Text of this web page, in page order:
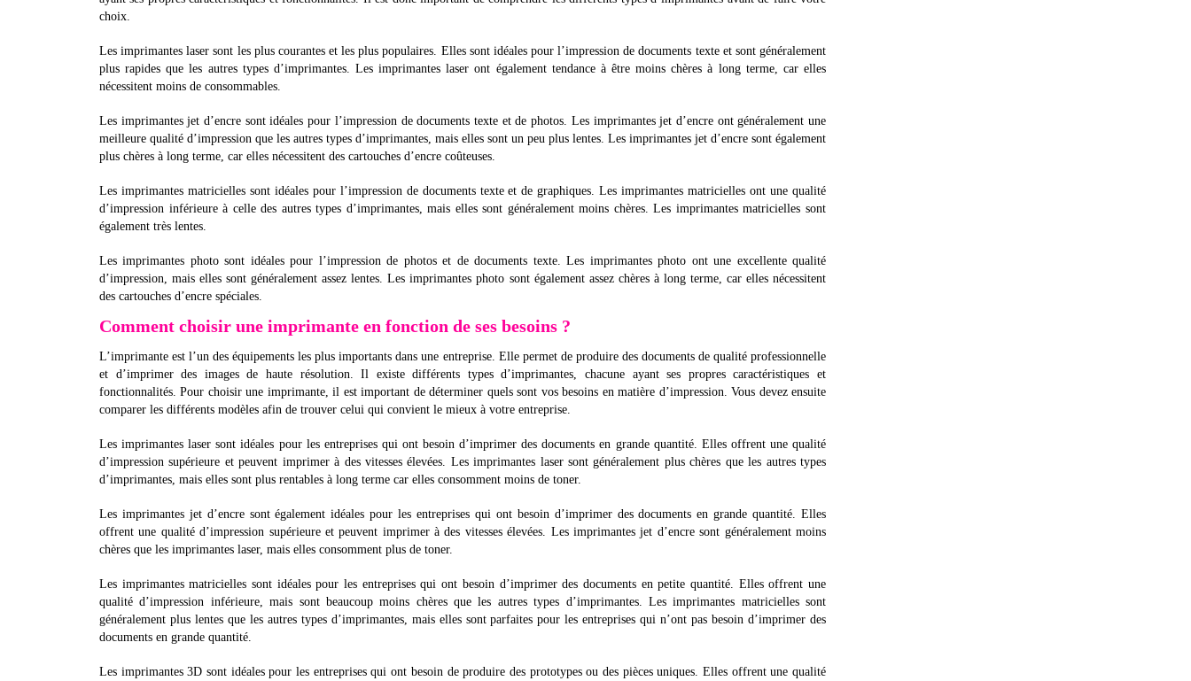
choix.
Les imprimantes laser sont les plus courantes et les plus populaires. Elles sont idéales pour l’impression de documents texte et sont généralement
plus rapides que les autres types d’imprimantes. Les imprimantes laser ont également tendance à être moins chères à long terme, car elles
nécessitent moins de consommables.
Les imprimantes jet d’encre sont idéales pour l’impression de documents texte et de photos. Les imprimantes jet d’encre ont généralement une
meilleure qualité d’impression que les autres types d’imprimantes, mais elles sont un peu plus lentes. Les imprimantes jet d’encre sont également
plus chères à long terme, car elles nécessitent des cartouches d’encre coûteuses.
Les imprimantes matricielles sont idéales pour l’impression de documents texte et de graphiques. Les imprimantes matricielles ont une qualité
d’impression inférieure à celle des autres types d’imprimantes, mais elles sont généralement moins chères. Les imprimantes matricielles sont
également très lentes.
Les imprimantes photo sont idéales pour l’impression de photos et de documents texte. Les imprimantes photo ont une excellente qualité
d’impression, mais elles sont généralement assez lentes. Les imprimantes photo sont également assez chères à long terme, car elles nécessitent
des cartouches d’encre spéciales.
Comment choisir une imprimante en fonction de ses besoins ?
L’imprimante est l’un des équipements les plus importants dans une entreprise. Elle permet de produire des documents de qualité professionnelle
et d’imprimer des images de haute résolution. Il existe différents types d’imprimantes, chacune ayant ses propres caractéristiques et
fonctionnalités. Pour choisir une imprimante, il est important de déterminer quels sont vos besoins en matière d’impression. Vous devez ensuite
comparer les différents modèles afin de trouver celui qui convient le mieux à votre entreprise.
Les imprimantes laser sont idéales pour les entreprises qui ont besoin d’imprimer des documents en grande quantité. Elles offrent une qualité
d’impression supérieure et peuvent imprimer à des vitesses élevées. Les imprimantes laser sont généralement plus chères que les autres types
d’imprimantes, mais elles sont plus rentables à long terme car elles consomment moins de toner.
Les imprimantes jet d’encre sont également idéales pour les entreprises qui ont besoin d’imprimer des documents en grande quantité. Elles
offrent une qualité d’impression supérieure et peuvent imprimer à des vitesses élevées. Les imprimantes jet d’encre sont généralement moins
chères que les imprimantes laser, mais elles consomment plus de toner.
Les imprimantes matricielles sont idéales pour les entreprises qui ont besoin d’imprimer des documents en petite quantité. Elles offrent une
qualité d’impression inférieure, mais sont beaucoup moins chères que les autres types d’imprimantes. Les imprimantes matricielles sont
généralement plus lentes que les autres types d’imprimantes, mais elles sont parfaites pour les entreprises qui n’ont pas besoin d’imprimer des
documents en grande quantité.
Les imprimantes 3D sont idéales pour les entreprises qui ont besoin de produire des prototypes ou des pièces uniques. Elles offrent une qualité